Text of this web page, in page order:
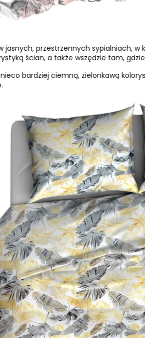
jasnych, przestrzennych sypialniach,
ścian, a także wszędzie tam,
bardziej ciemną, zielonkawą